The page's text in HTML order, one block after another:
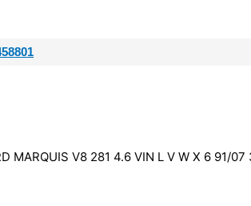
MARQUIS V8 281 4.6 VIN L V W X 6 91/